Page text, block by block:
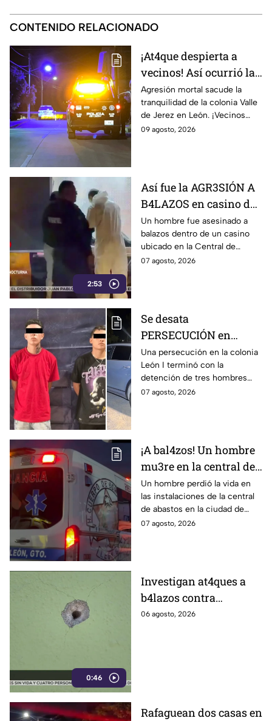
CONTENIDO RELACIONADO
¡At4que despierta a
vecinos! Así ocurrió la
agresión que dejó SIN
V1DA a una mujer en
León, a plena
madrugada
Agresión mortal sacude la
tranquilidad de la colonia Valle
de Jerez en León. ¡Vecinos
atemorizados por ataque
09 agosto, 2026
2:53
Así fue la AGR3SIÓN A
B4LAZOS en casino de
la Central de Abastos
que cobró la v1da de un
hombre, en León
Un hombre fue asesinado a
balazos dentro de un casino
ubicado en la Central de
Abastos de León. Sujetos
07 agosto, 2026
Se desata
PERSECUCIÓN en
colonia León I: Así
IDENTIFICARON y
DETUVIERON a tres
hombres, en León
Una persecución en la colonia
León I terminó con la
detención de tres hombres
que viajaban en una
07 agosto, 2026
¡A bal4zos! Un hombre
mu3re en la central de
abastos; esto es lo que
se sabe
Un hombre perdió la vida en
las instalaciones de la central
de abastos en la ciudad de
León, tras ser víctima de un
07 agosto, 2026
0:46
Investigan at4ques a
b4lazos contra
distintos domicilios en
06 agosto, 2026
Rafaguean dos casas en